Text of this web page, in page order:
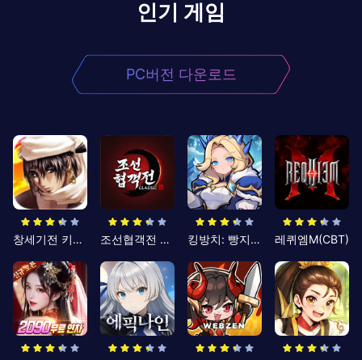
인기 게임
PC버전 다운로드
창세기전 키우기 조선협객전 클래식 킹방치: 빵지의 제왕 레퀴엠M(CBT)